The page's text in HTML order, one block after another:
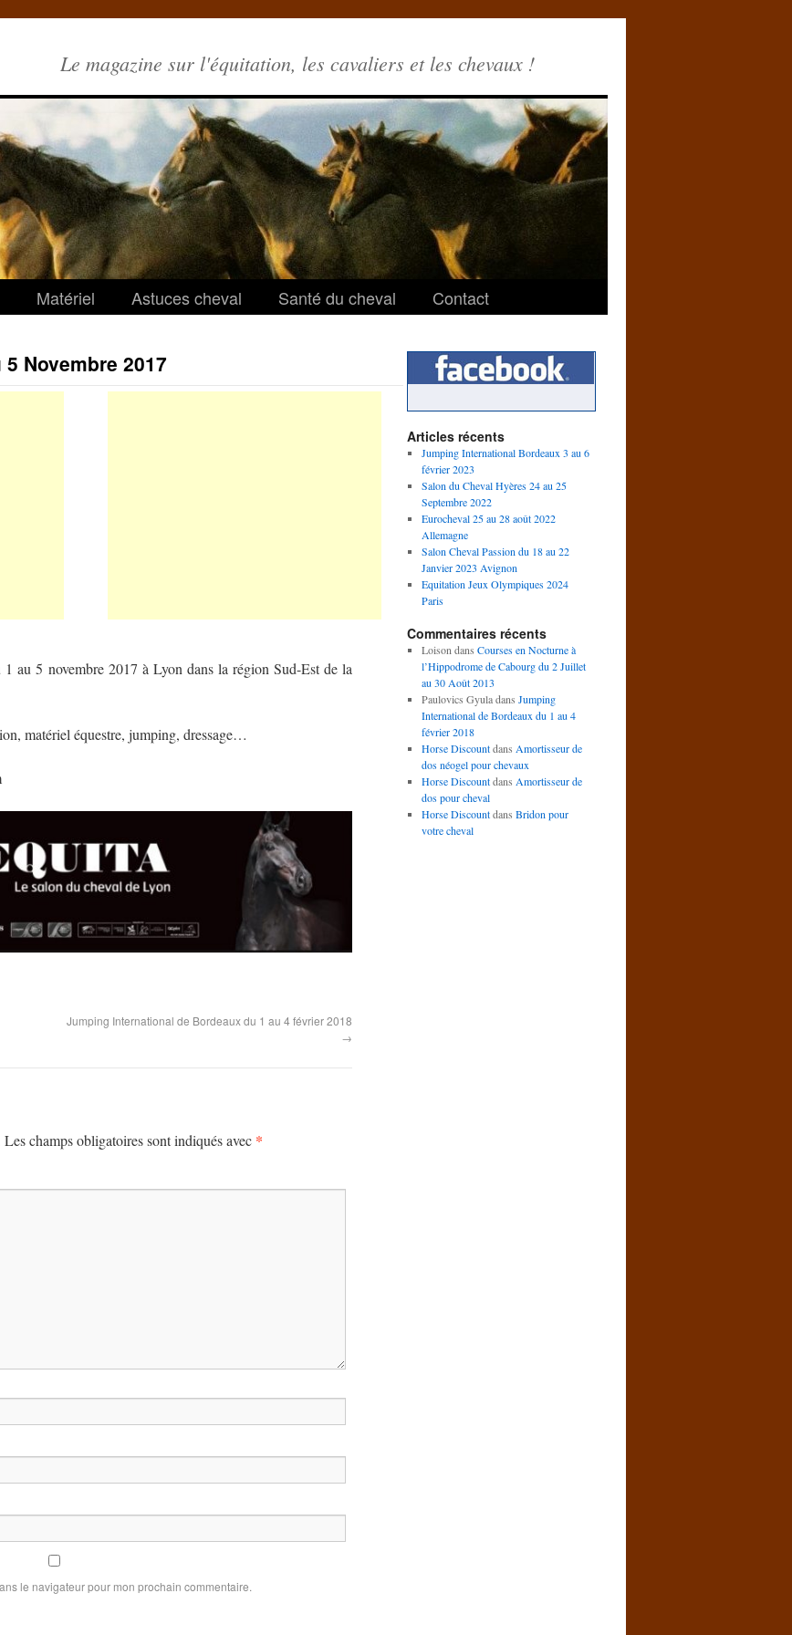
Le magazine sur l'équitation, les cavaliers et les chevaux !
Matériel Astuces cheval Santé du cheval Contact
Novembre 2017
au 5 novembre 2017 à Lyon dans la région Sud-Est de la
matériel équestre, jumping, dressage…
Jumping International de Bordeaux du 1 au 4 février 2018
→
Les champs obligatoires sont indiqués avec *
le navigateur pour mon prochain commentaire.
Articles récents
Jumping International Bordeaux 3 au 6
février 2023
Salon du Cheval Hyères 24 au 25
Septembre 2022
Eurocheval 25 au 28 août 2022
Allemagne
Salon Cheval Passion du 18 au 22
Janvier 2023 Avignon
Equitation Jeux Olympiques 2024
Paris
Commentaires récents
Loison dans Courses en Nocturne à
l’Hippodrome de Cabourg du 2 Juillet
au 30 Août 2013
Paulovics Gyuladans Jumping
International de Bordeaux du 1 au 4
février 2018
Horse Discountdans Amortisseur de
dos néogel pour chevaux
Horse Discountdans Amortisseur de
dos pour cheval
Horse Discountdans Bridon pour
votre cheval